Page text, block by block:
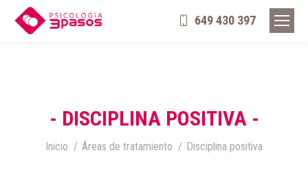
649 430 397
- DISCIPLINA POSITIVA -
Estás aquí:
Inicio Áreas de tratamiento Disciplina positiva